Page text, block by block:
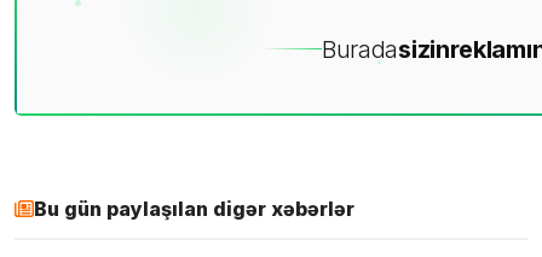
Buradasizin
Bu gün paylaşılan digər xəbərlər